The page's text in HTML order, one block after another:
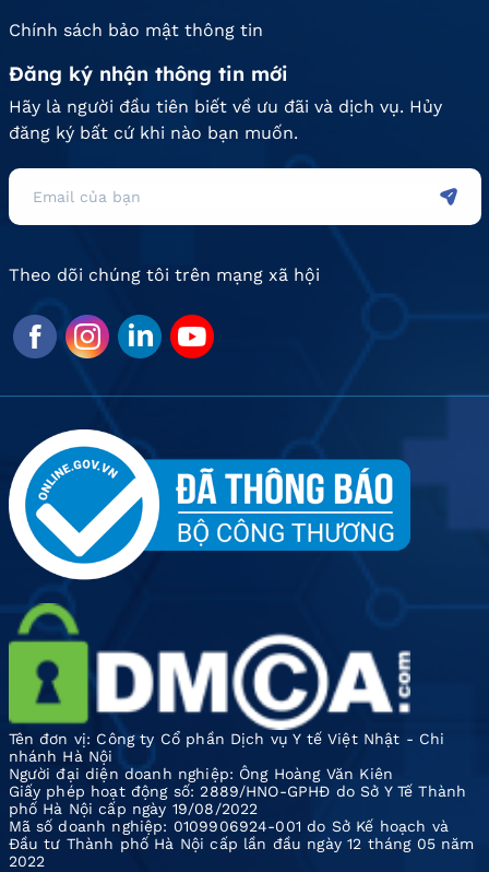
Chính sách bảo mật thông tin
Đăng ký nhận thông tin mới
Hãy là người đầu tiên biết về ưu đãi và dịch vụ. Hủy
đăng ký bất cứ khi nào bạn muốn.
Theo dõi chúng tôi trên mạng xã hội
Tên đơn vị: Công ty Cổ phần Dịch vụ Y tế Việt Nhật - Chi
nhánh Hà Nội
Người đại diện doanh nghiệp: Ông Hoàng Văn Kiên
Giấy phép hoạt động số: 2889/HNO-GPHĐ do Sở Y Tế Thành
phố Hà Nội cấp ngày 19/08/2022
Mã số doanh nghiệp: 0109906924-001 do Sở Kế hoạch và
Đầu tư Thành phố Hà Nội cấp lần đầu ngày 12 tháng 05 năm
2022